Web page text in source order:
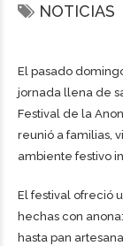
NOTICIAS
El pasado
jornada llena de
Festival de la
reunió a familias,
ambiente festivo
El festival ofreció
hechas con
hasta pan